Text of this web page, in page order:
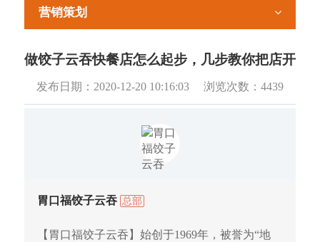
营销策划
做饺子云吞快餐店怎么起步，几步教你把店开
发布日期： 2020-12-20 10:16:03 浏览次数： 4439
胃口福饺子云吞 总部
【胃口福饺子云吞】始创于1969年，被誉为“地